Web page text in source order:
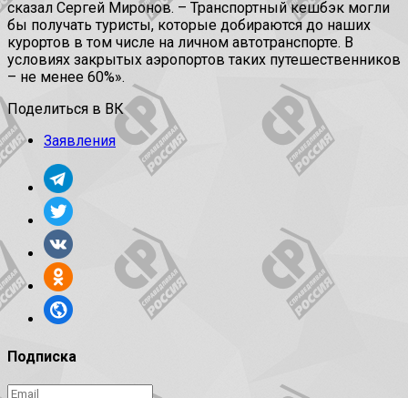
сказал Сергей Миронов. – Транспортный кешбэк могли
бы получать туристы, которые добираются до наших
курортов в том числе на личном автотранспорте. В
условиях закрытых аэропортов таких путешественников
– не менее 60%».
Поделиться в ВК
Заявления
Подписка